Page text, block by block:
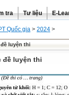
tra Tư liệu E-
Quốc gia > 2024 >
luyện thi
đề luyện thi